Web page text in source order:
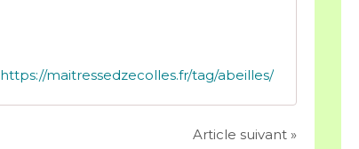
https://maitressedzecolles.fr/tag/abeilles/
Article suivant »